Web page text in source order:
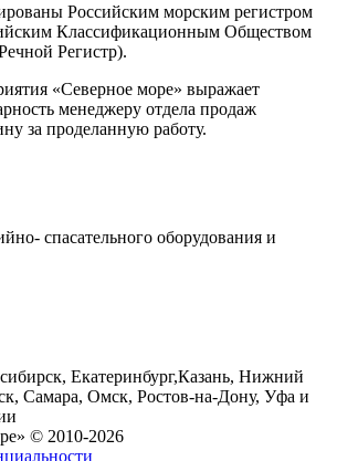
Российским морским регистром
Классификационным Обществом
Регистр).
«Северное море» выражает
менеджеру отдела продаж
за проделанную работу.
спасательного оборудования и
Екатеринбург,Казань, Нижний
Самара, Омск, Ростов-на-Дону, Уфа и
© 2010-2026